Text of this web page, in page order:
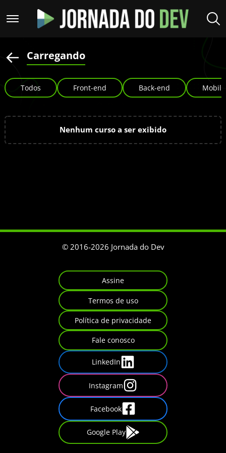
Carregando
Todos Front-end Back-end
Nenhum curso a ser exibido
© 2016-2026 Jornada do Dev
Assine
Termos de uso
Política de privacidade
Fale conosco
LinkedIn
Instagram
Facebook
Google Play